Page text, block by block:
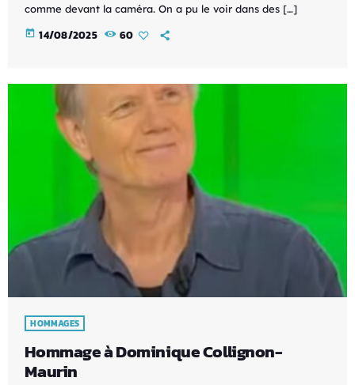
comme devant la caméra. On a pu le voir dans des […]
today 14/08/2025 60
HOMMAGES
Hommage à Dominique Collignon-
Maurin